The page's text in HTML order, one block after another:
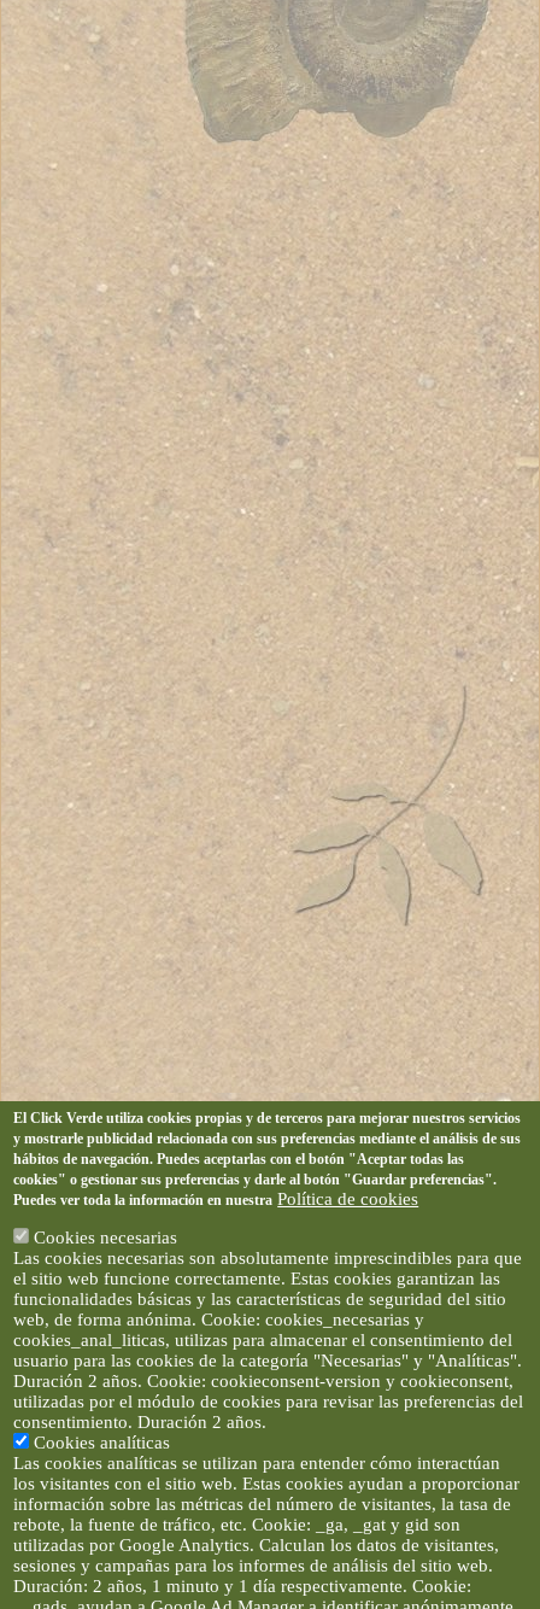
El Click Verde utiliza cookies propias y de terceros para mejorar nuestros servicios
y mostrarle publicidad relacionada con sus preferencias mediante el análisis de sus
hábitos de navegación. Puedes aceptarlas con el botón "Aceptar todas las
cookies" o gestionar sus preferencias y darle al botón "Guardar preferencias".
Puedes ver toda la información en nuestra Política de cookies
Cookies necesarias
Las cookies necesarias son absolutamente imprescindibles para que
el sitio web funcione correctamente. Estas cookies garantizan las
funcionalidades básicas y las características de seguridad del sitio
web, de forma anónima. Cookie: cookies_necesarias y
cookies_anal_liticas, utilizas para almacenar el consentimiento del
usuario para las cookies de la categoría "Necesarias" y "Analíticas".
Duración 2 años. Cookie: cookieconsent-version y cookieconsent,
utilizadas por el módulo de cookies para revisar las preferencias del
consentimiento. Duración 2 años.
Cookies analíticas
Las cookies analíticas se utilizan para entender cómo interactúan
los visitantes con el sitio web. Estas cookies ayudan a proporcionar
información sobre las métricas del número de visitantes, la tasa de
rebote, la fuente de tráfico, etc. Cookie: _ga, _gat y gid son
utilizadas por Google Analytics. Calculan los datos de visitantes,
sesiones y campañas para los informes de análisis del sitio web.
Duración: 2 años, 1 minuto y 1 día respectivamente. Cookie: